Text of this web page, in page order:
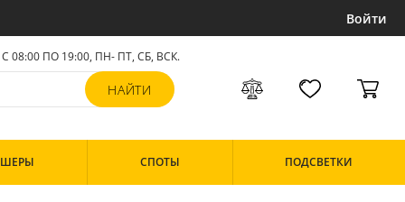
Войти
С 08:00 ПО 19:00, ПН- ПТ, СБ, ВСК.
СПОТЫ ПОДСВЕТКИ